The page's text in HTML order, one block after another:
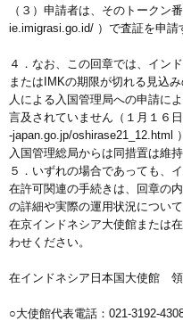
（３）申請者は、そのトークン
ie.imigrasi.go.id/ ）で査証を申請
４．なお、この回章では、イン
またはIMKの期限が切れる見込
人による入国管理局への申請に
言及されていません（１月１６
-japan.go.jp/oshirase21_12.html
入国管理総局からは同措置は維
５．いずれの場合であっても、
在許可関連の手続きは、回章の
の詳細や実際の運用状況につい
在京インドネシア大使館または
わせください。
在インドネシア日本国大使館
○大使館代表電話：021-3192-